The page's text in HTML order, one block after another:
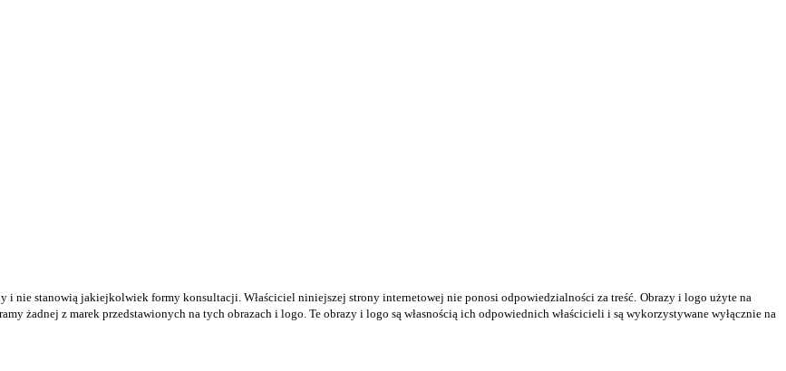
i nie stanowią jakiejkolwiek formy konsultacji. Właściciel niniejszej strony internetowej nie ponosi odpowiedzialności za treść. Obrazy i logo użyte na
żadnej z marek przedstawionych na tych obrazach i logo. Te obrazy i logo są własnością ich odpowiednich właścicieli i są wykorzystywane wyłącznie na